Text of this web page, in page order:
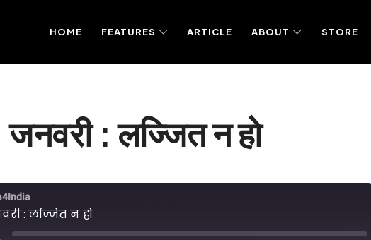
HOME FEATURES ARTICLE ABOUT STORE
जनवरी : लज्जित न हो
: लज्जित न हो